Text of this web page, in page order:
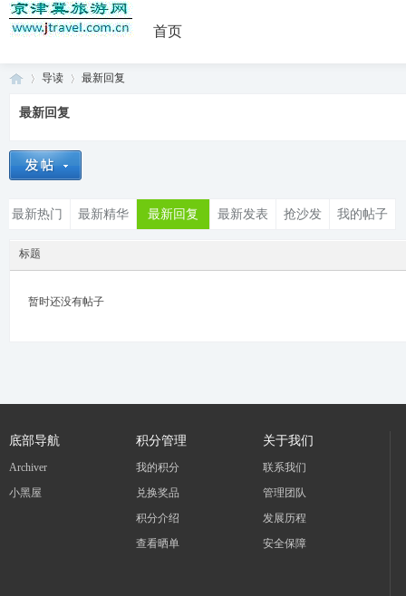
首页
京 »
导读
›
最新回复
最新回复
最新热门 最新精华 最新回复 最新发表 抢沙发 我的帖子
标题
暂时还没有帖子
底部导航
Archiver
小黑屋
积分管理
我的积分
兑换奖品
积分介绍
查看晒单
关于我们
联系我们
管理团队
发展历程
安全保障